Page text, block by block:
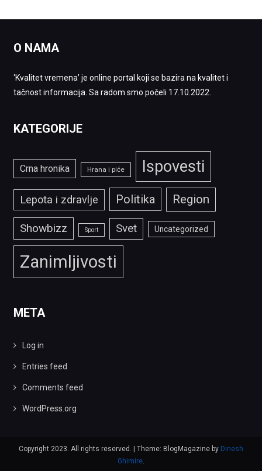
O NAMA
‘Kvalitet vremena’ je online portal koji se bazira na kvalitet i
tačnost informacija. Sa radom smo počeli 17.10.2022.
KATEGORIJE
Crna hronika Hrana i piće Ispovesti
Lepota i zdravlje Politika Region
Showbizz Sport Svet Uncategorized
Zanimljivosti
META
Log in
Entries feed
Comments feed
WordPress.org
Copyright 2023. All rights reserved. Theme: BlogMagazine by Dinesh
Ghimire.